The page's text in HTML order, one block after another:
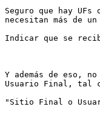
Seguro que hay
necesitan más de
Indicar que se
Y además de eso,
Usuario Final, tal
"Sitio Final o